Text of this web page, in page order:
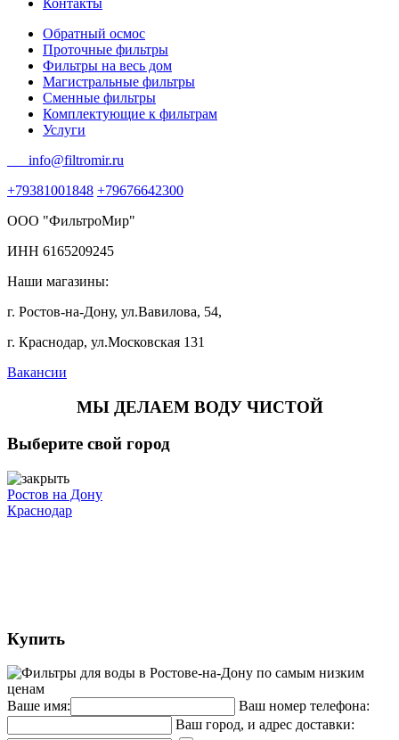
Контакты
Обратный осмос
Проточные фильтры
Фильтры на весь дом
Магистральные фильтры
Сменные фильтры
Комплектующие к фильтрам
Услуги
info@filtromir.ru
+79381001848 +79676642300
ООО "ФильтроМир"
ИНН 6165209245
Наши магазины:
г. Ростов-на-Дону, ул.Вавилова, 54,
г. Краснодар, ул.Московская 131
Вакансии
МЫ ДЕЛАЕМ ВОДУ ЧИСТОЙ
Выберите свой город
Ростов на Дону
Краснодар
Купить
Ваше имя:
Ваш номер телефона:
Ваш город, и адрес доставки: